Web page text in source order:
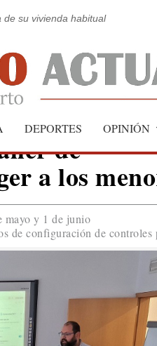
su vivienda habitual
DEPORTES OPINIÓN
de
a los
mayo y 1 de junio
de configuración de controles